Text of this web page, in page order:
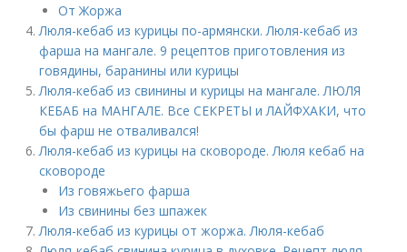
От Жоржа
Люля-кебаб из курицы по-армянски. Люля-кебаб из
фарша на мангале. 9 рецептов приготовления из
говядины, баранины или курицы
Люля-кебаб из свинины и курицы на мангале. ЛЮЛЯ
КЕБАБ на МАНГАЛЕ. Все СЕКРЕТЫ и ЛАЙФХАКИ, что
бы фарш не отваливался!
Люля-кебаб из курицы на сковороде. Люля кебаб на
сковороде
Из говяжьего фарша
Из свинины без шпажек
Люля-кебаб из курицы от жоржа. Люля-кебаб